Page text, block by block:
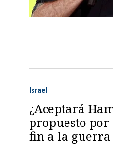
Israel
¿Aceptará
propuesto
fin a la guerra